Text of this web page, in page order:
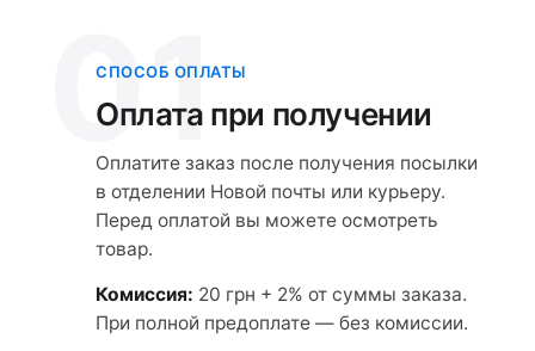
01
СПОСОБ ОПЛАТЫ
Оплата при получении
Оплатите заказ после получения посылки
в отделении Новой почты или курьеру.
Перед оплатой вы можете осмотреть
товар.
Комиссия: 20 грн + 2% от суммы заказа.
При полной предоплате — без комиссии.